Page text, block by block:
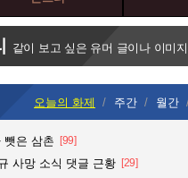
같이 보고 싶은 유머 글이나 이미
오늘의 화제 주간 월간
뺏은 삼촌 [99]
사망 소식 댓글 근황 [29]